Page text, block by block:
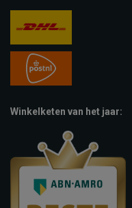
Winkelketen van het jaar: